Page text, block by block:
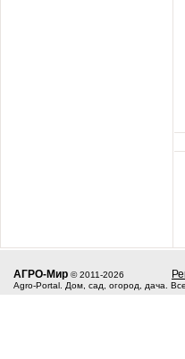
АГРО-Мир © 2011-2026
Agro-Portal. Дом, сад, огород, дача.